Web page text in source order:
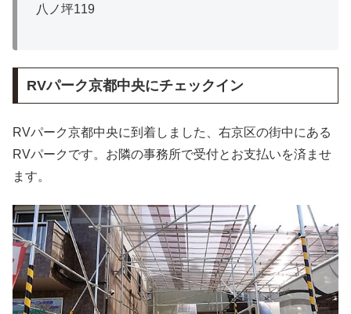
八ノ坪119
RVパーク京都中央にチェックイン
RVパーク京都中央に到着しました、右京区の街中にある
RVパークです。お隣の事務所で受付とお支払いを済ませ
ます。